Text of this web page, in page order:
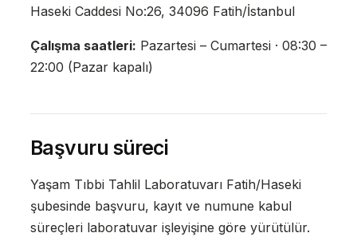
Haseki Caddesi No:26, 34096 Fatih/İstanbul
Çalışma saatleri: Pazartesi – Cumartesi · 08:30 –
22:00 (Pazar kapalı)
Başvuru süreci
Yaşam Tıbbi Tahlil Laboratuvarı Fatih/Haseki
şubesinde başvuru, kayıt ve numune kabul
süreçleri laboratuvar işleyişine göre yürütülür.